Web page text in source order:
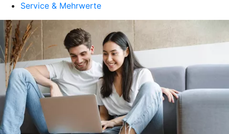
Service & Mehrwerte